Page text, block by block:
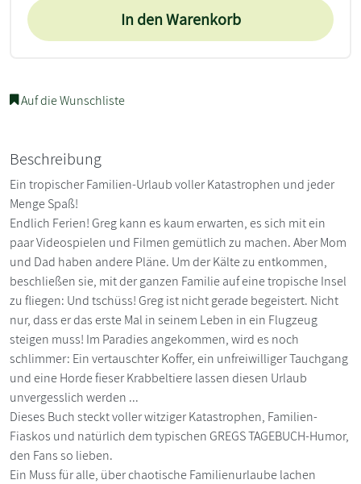
In den Warenkorb
Auf die Wunschliste
Beschreibung
Ein tropischer Familien-Urlaub voller Katastrophen und jeder
Menge Spaß!
Endlich Ferien! Greg kann es kaum erwarten, es sich mit ein
paar Videospielen und Filmen gemütlich zu machen. Aber Mom
und Dad haben andere Pläne. Um der Kälte zu entkommen,
beschließen sie, mit der ganzen Familie auf eine tropische Insel
zu fliegen: Und tschüss! Greg ist nicht gerade begeistert. Nicht
nur, dass er das erste Mal in seinem Leben in ein Flugzeug
steigen muss! Im Paradies angekommen, wird es noch
schlimmer: Ein vertauschter Koffer, ein unfreiwilliger Tauchgang
und eine Horde fieser Krabbeltiere lassen diesen Urlaub
unvergesslich werden ...
Dieses Buch steckt voller witziger Katastrophen, Familien-
Fiaskos und natürlich dem typischen GREGS TAGEBUCH-Humor,
den Fans so lieben.
Ein Muss für alle, über chaotische Familienurlaube lachen